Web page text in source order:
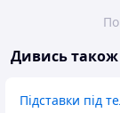
Дивись також
Підставки під